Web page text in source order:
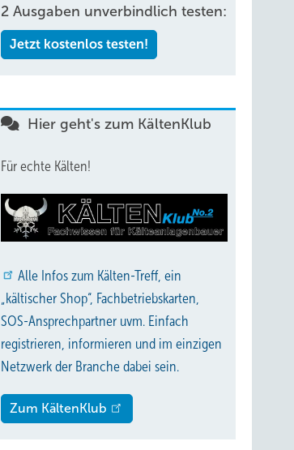
2 Ausgaben unverbindlich testen:
Jetzt kostenlos testen!
Hier geht's zum KältenKlub
Für echte Kälten!
Alle Infos zum Kälten-Treff, ein
„kältischer Shop“, Fachbetriebskarten,
SOS-Ansprechpartner uvm. Einfach
registrieren, informieren und im einzigen
Netzwerk der Branche dabei sein.
Zum KältenKlub